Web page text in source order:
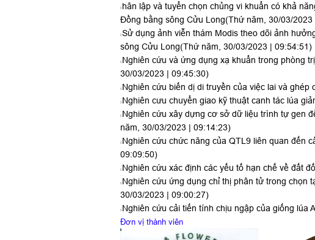
hân lập và tuyển chọn chủng vi khuẩn có khả
Đồng bằng sông Cửu Long(Thứ năm, 30/03/2023
Sử dụng ảnh viễn thám Modis theo dõi ảnh
sông Cửu Long(Thứ năm, 30/03/2023 | 09:54:51)
Nghiên cứu và ứng dụng xạ khuẩn trong phòng
30/03/2023 | 09:45:30)
Nghiên cứu biến dị di truyền của việc lai và
Nghiên cưu chuyển giao kỹ thuật canh tác lúa
Nghiên cứu xây dựng cơ sở dữ liệu trình tự gen
năm, 30/03/2023 | 09:14:23)
Nghiên cứu chức năng của QTL9 liên quan đến
09:09:50)
Nghiên cứu xác định các yếu tố hạn chế về đất
Nghiên cứu ứng dụng chỉ thị phân tử trong chọn
30/03/2023 | 09:00:27)
Nghiên cứu cải tiến tính chịu ngập của giống lúa
Đơn vị thành viên